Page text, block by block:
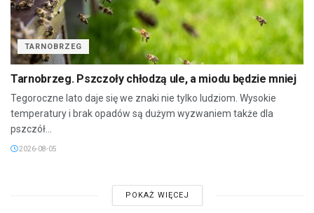
TARNOBRZEG
Tarnobrzeg. Pszczoły chłodzą ule, a miodu będzie mniej
Tegoroczne lato daje się we znaki nie tylko ludziom. Wysokie
temperatury i brak opadów są dużym wyzwaniem także dla
pszczół...
2026-08-05
POKAŻ WIĘCEJ